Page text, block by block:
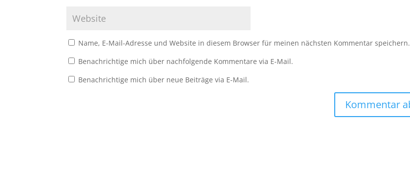
Name, E-Mail-Adresse und Website in diesem Browser für meinen nächsten Kommentar speichern.
Benachrichtige mich über nachfolgende Kommentare via E-Mail.
Benachrichtige mich über neue Beiträge via E-Mail.